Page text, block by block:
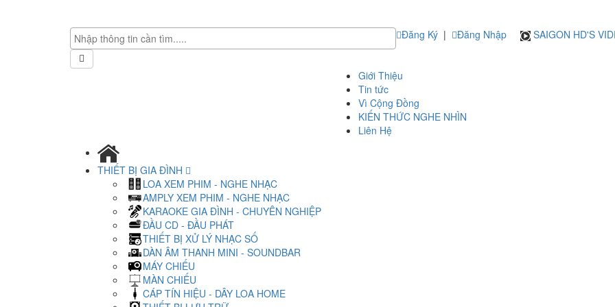
Đăng Ký | Đăng Nhập SAIGON HD'S
Giới Thiệu
Tin tức
Vì Cộng Đồng
KIẾN THỨC NGHE NHÌN
Liên Hệ
THIẾT BỊ GIA ĐÌNH
LOA XEM PHIM - NGHE NHẠC
AMPLY XEM PHIM - NGHE NHẠC
KARAOKE GIA ĐÌNH - CHUYÊN NGHIỆP
ĐẦU CD - ĐẦU PHÁT
THIẾT BỊ XỬ LÝ NHẠC SỐ
DÀN ÂM THANH MINI - SOUNDBAR
MÁY CHIẾU
MÀN CHIẾU
CÁP TÍN HIỆU - DÂY LOA HOME